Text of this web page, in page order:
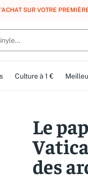
:REJOIGNEZ
Culture à 1 €
Le
des